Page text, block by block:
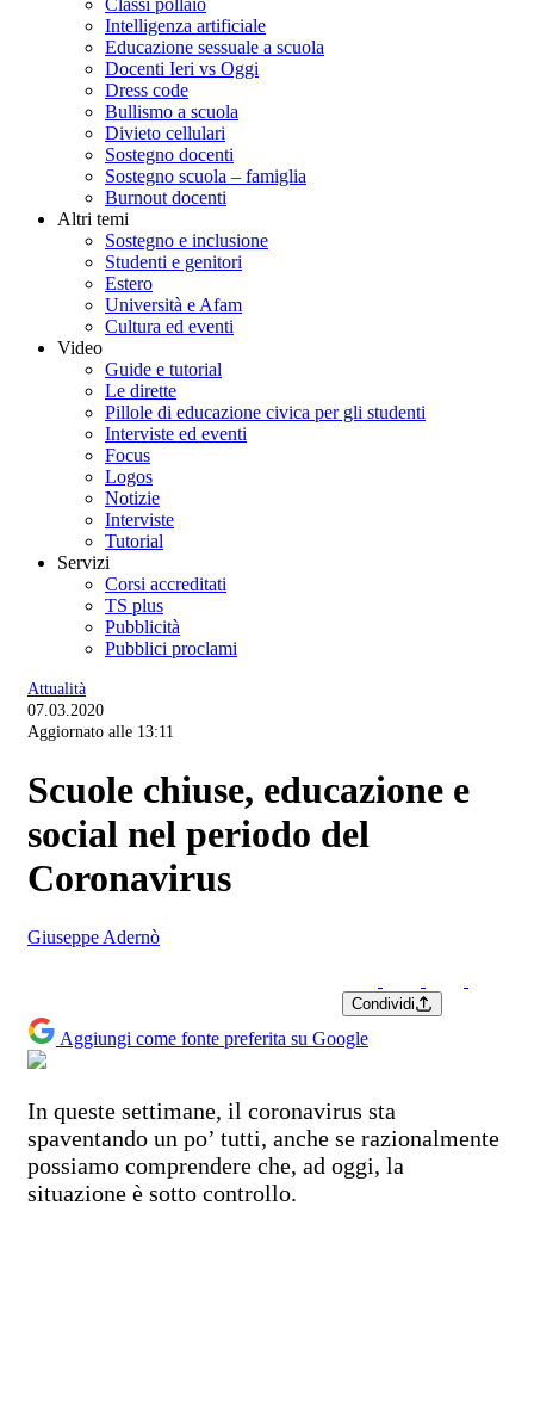
Classi pollaio
Intelligenza artificiale
Educazione sessuale a scuola
Docenti Ieri vs Oggi
Dress code
Bullismo a scuola
Divieto cellulari
Sostegno docenti
Sostegno scuola – famiglia
Burnout docenti
Altri temi
Sostegno e inclusione
Studenti e genitori
Estero
Università e Afam
Cultura ed eventi
Video
Guide e tutorial
Le dirette
Pillole di educazione civica per gli studenti
Interviste ed eventi
Focus
Logos
Notizie
Interviste
Tutorial
Servizi
Corsi accreditati
TS plus
Pubblicità
Pubblici proclami
Attualità
07.03.2020
Aggiornato alle 13:11
Scuole chiuse, educazione e
social nel periodo del
Coronavirus
Giuseppe Adernò
Condividi
Aggiungi come fonte preferita su Google
In queste settimane, il coronavirus sta
spaventando un po’ tutti, anche se razionalmente
possiamo comprendere che, ad oggi, la
situazione è sotto controllo.